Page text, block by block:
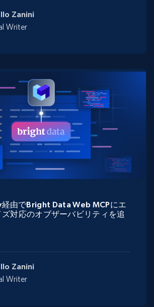
Zanini
Writer
Zanini
Writer
由でBright Data Web MCPにエ
対応のオブザーバビリティを追